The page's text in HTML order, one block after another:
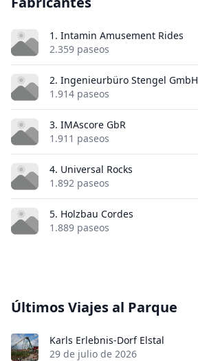
1. Intamin Amusement Rides
2.359 paseos
2. Ingenieurbüro Stengel GmbH
1.914 paseos
3. IMAscore GbR
1.911 paseos
4. Universal Rocks
1.892 paseos
5. Holzbau Cordes
1.889 paseos
Últimos Viajes al Parque
Karls Erlebnis-Dorf Elstal
29 de julio de 2026